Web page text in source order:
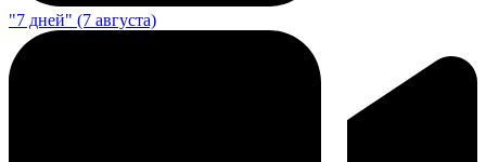
"7 дней" (7 августа)